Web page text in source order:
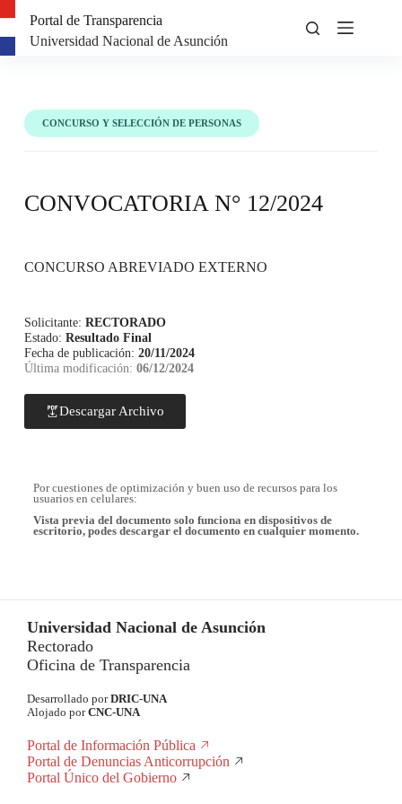
Portal de Transparencia
Universidad Nacional de Asunción
CONCURSO Y SELECCIÓN DE PERSONAS
CONVOCATORIA N° 12/2024
CONCURSO ABREVIADO EXTERNO
Solicitante: RECTORADO
Estado: Resultado Final
Fecha de publicación: 20/11/2024
Última modificación: 06/12/2024
Descargar Archivo
Por cuestiones de optimización y buen uso de recursos para los
usuarios en celulares:
Vista previa del documento solo funciona en dispositivos de
escritorio, podes descargar el documento en cualquier momento.
Universidad Nacional de Asunción
Rectorado
Oficina de Transparencia
Desarrollado porDRIC-UNA
Alojado porCNC-UNA
Portal de Información Pública
Portal de Denuncias Anticorrupción
Portal Único del Gobierno